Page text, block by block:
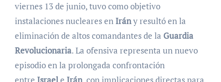
viernes 13 de junio, tuvo como objetivo
instalaciones nucleares enIrány resultó en la
eliminación de altos comandantes de la Guardia
Revolucionaria. La ofensiva representa un nuevo
episodio en la prolongada confrontación